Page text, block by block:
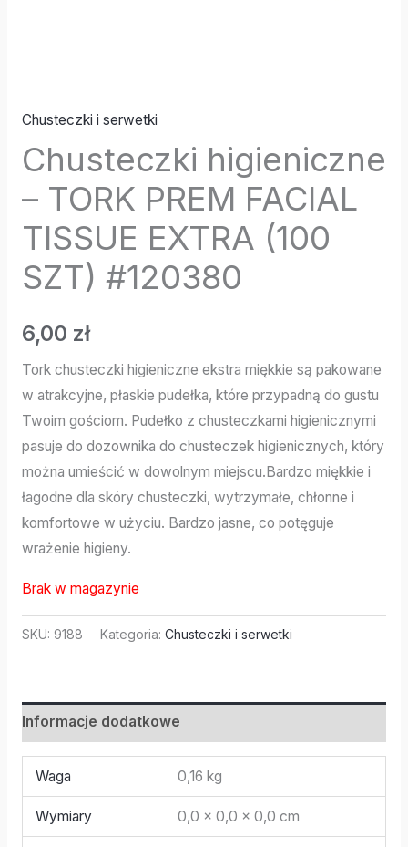
Chusteczki i serwetki
Chusteczki higieniczne
– TORK PREM FACIAL
TISSUE EXTRA (100
SZT) #120380
6,00 zł
Tork chusteczki higieniczne ekstra miękkie są pakowane
w atrakcyjne, płaskie pudełka, które przypadną do gustu
Twoim gościom. Pudełko z chusteczkami higienicznymi
pasuje do dozownika do chusteczek higienicznych, który
można umieścić w dowolnym miejscu.Bardzo miękkie i
łagodne dla skóry chusteczki, wytrzymałe, chłonne i
komfortowe w użyciu. Bardzo jasne, co potęguje
wrażenie higieny.
Brak w magazynie
SKU: 9188 Kategoria: Chusteczki i serwetki
Informacje dodatkowe
Waga 0,16 kg
Wymiary 0,0 × 0,0 × 0,0 cm